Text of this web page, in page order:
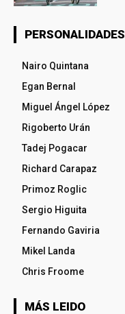
PERSONALIDADES
Nairo Quintana
Egan Bernal
Miguel Ángel López
Rigoberto Urán
Tadej Pogacar
Richard Carapaz
Primoz Roglic
Sergio Higuita
Fernando Gaviria
Mikel Landa
Chris Froome
MÁS LEIDO